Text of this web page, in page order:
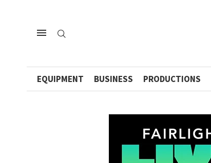
EQUIPMENT BUSINESS PRODUCTIONS